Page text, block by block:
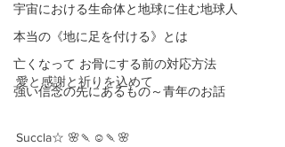
宇宙における生命体と地球に住む地球人
本当の《地に足を付ける》とは
亡くなって お骨にする前の対応方法
強い信念の先にあるもの～青年のお話
愛と感謝と祈りを込めて
Succla☆ 🌸🍡☺️🍡🌸